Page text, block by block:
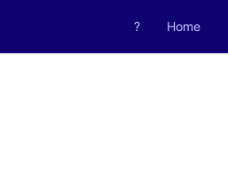
? Home